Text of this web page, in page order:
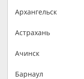
Архангельск
Астрахань
Ачинск
Барнаул